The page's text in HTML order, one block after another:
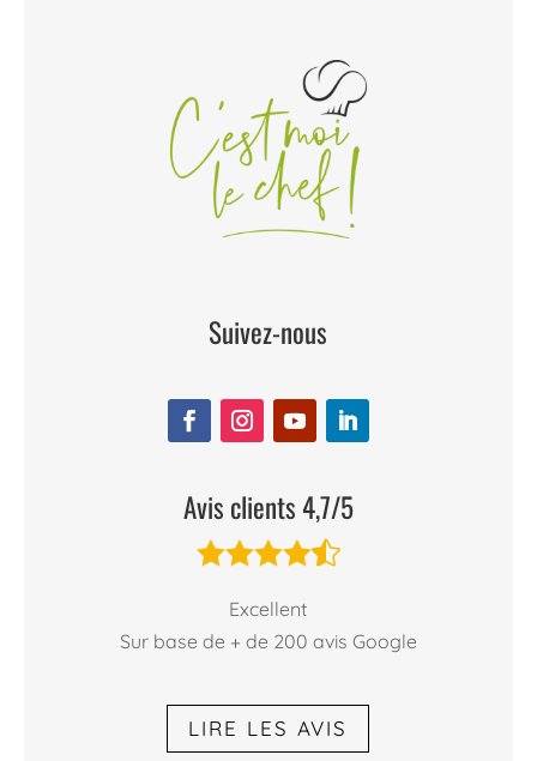
Suivez-nous
Avis clients 4,7/5

Excellent
Sur base de + de 200 avis Google
LIRE LES AVIS